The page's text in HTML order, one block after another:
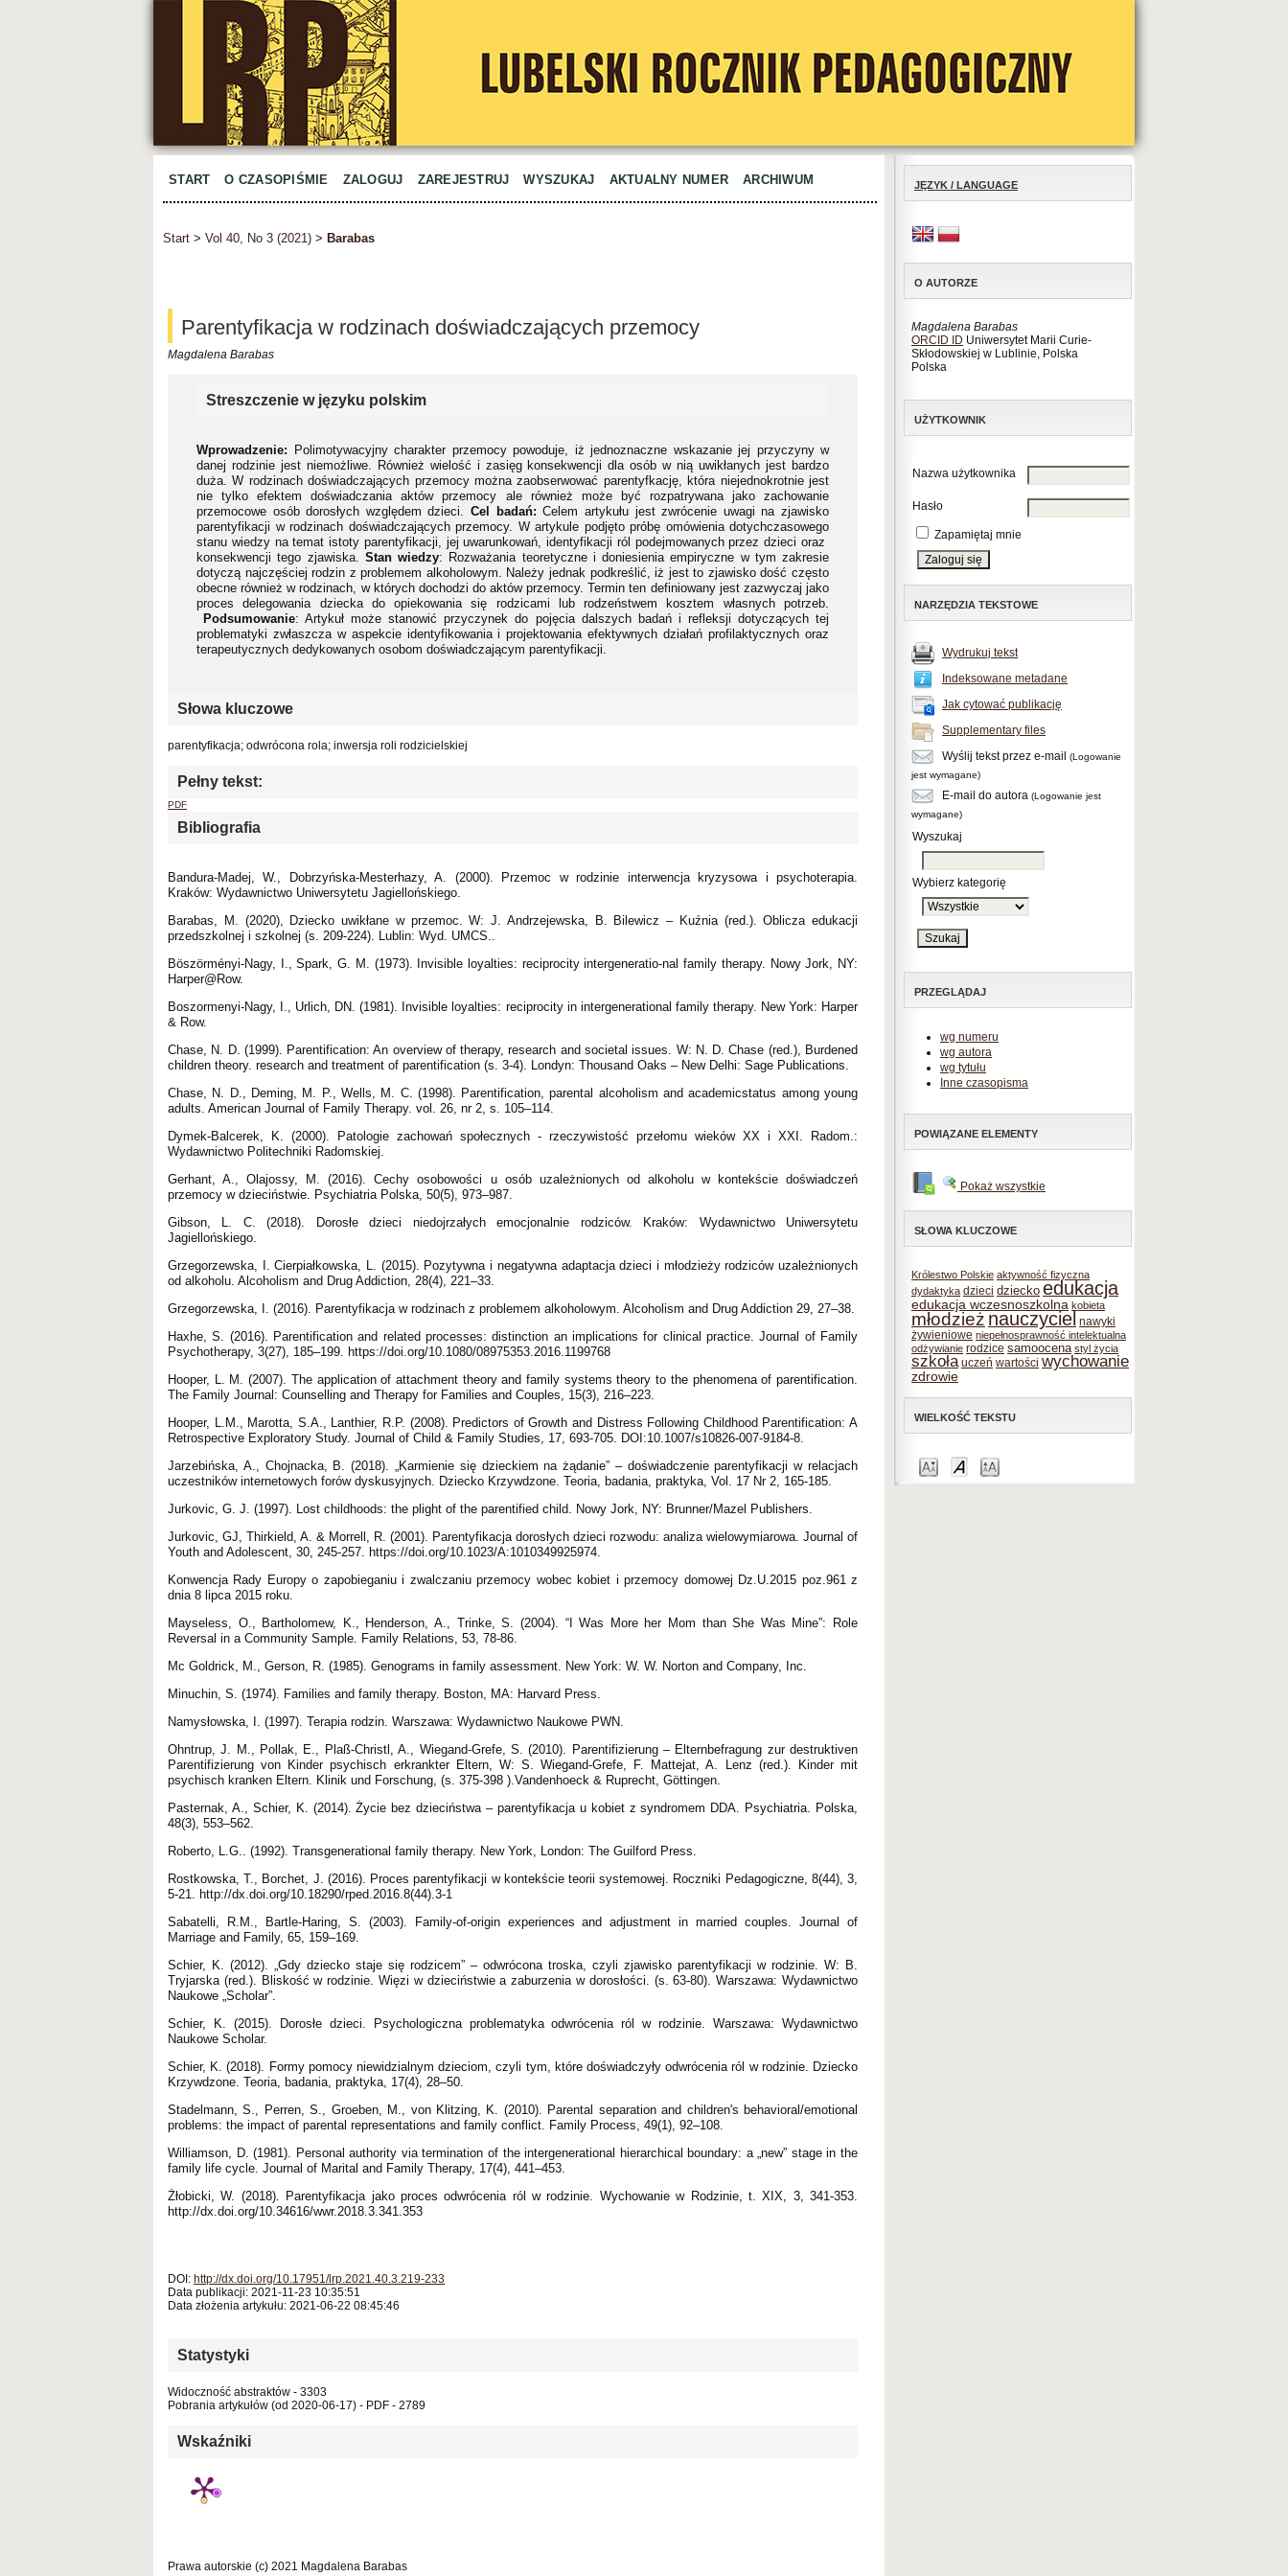
JĘZYK / LANGUAGE
O AUTORZE
Magdalena Barabas
ORCID ID Uniwersytet Marii Curie-
Skłodowskiej w Lublinie, Polska
Polska
UŻYTKOWNIK
Nazwa użytkownika
Hasło
Zapamiętaj mnie
NARZĘDZIA TEKSTOWE
Wydrukuj tekst
Indeksowane metadane
Jak cytować publikację
Supplementary files
Wyślij tekst przez e-mail
(Logowanie
jest wymagane)
E-mail do autora (Logowanie jest
wymagane)
Wyszukaj
Wybierz kategorię
PRZEGLĄDAJ
wg numeru
wg autora
wg tytułu
Inne czasopisma
POWIĄZANE ELEMENTY
Pokaż wszystkie
SŁOWA KLUCZOWE
Królestwo Polskie aktywność fizyczna
dydaktyka dzieci dziecko edukacja
edukacja wczesnoszkolna kobieta
młodzież nauczyciel nawyki
żywieniowe niepełnosprawność intelektualna
odżywianie rodzice samoocena styl życia
szkoła uczeń wartości wychowanie
zdrowie
WIELKOŚĆ TEKSTU
START O CZASOPIŚMIE ZALOGUJ ZAREJESTRUJ WYSZUKAJ AKTUALNY NUMER ARCHIWUM
Start > Vol 40, No 3 (2021) > Barabas
Parentyfikacja w rodzinach doświadczających przemocy
Magdalena Barabas
Streszczenie w języku polskim
Wprowadzenie:
Polimotywacyjny charakter przemocy powoduje, iż jednoznaczne wskazanie jej przyczyny w
danej rodzinie jest niemożliwe. Również wielość i zasięg konsekwencji dla osób w nią uwikłanych jest bardzo
duża. W rodzinach doświadczających przemocy można zaobserwować parentyfkację, która niejednokrotnie jest
nie tylko efektem doświadczania aktów przemocy ale również może być rozpatrywana jako zachowanie
przemocowe osób dorosłych względem dzieci.Cel badań:Celem artykułu jest zwrócenie uwagi na zjawisko
parentyfikacji w rodzinach doświadczających przemocy. W artykule podjęto próbę omówienia dotychczasowego
stanu wiedzy na temat istoty parentyfikacji, jej uwarunkowań, identyfikacji ról podejmowanych przez dzieci oraz
konsekwencji tego zjawiska. Stan wiedzy: Rozważania teoretyczne i doniesienia empiryczne w tym zakresie
dotyczą najczęściej rodzin z problemem alkoholowym. Należy jednak podkreślić, iż jest to zjawisko dość często
obecne również w rodzinach, w których dochodzi do aktów przemocy. Termin ten definiowany jest zazwyczaj jako
proces delegowania dziecka do opiekowania się rodzicami lub rodzeństwem kosztem własnych potrzeb.
Podsumowanie: Artykuł może stanowić przyczynek do pojęcia dalszych badań i refleksji dotyczących tej
problematyki zwłaszcza w aspekcie identyfikowania i projektowania efektywnych działań profilaktycznych oraz
terapeutycznych dedykowanych osobom doświadczającym parentyfikacji.
Słowa kluczowe
parentyfikacja; odwrócona rola; inwersja roli rodzicielskiej
Pełny tekst:
PDF
Bibliografia
Bandura-Madej, W., Dobrzyńska-Mesterhazy, A. (2000). Przemoc w rodzinie interwencja kryzysowa i psychoterapia.
Kraków: Wydawnictwo Uniwersytetu Jagiellońskiego.
Barabas, M. (2020), Dziecko uwikłane w przemoc. W: J. Andrzejewska, B. Bilewicz – Kuźnia (red.). Oblicza edukacji
przedszkolnej i szkolnej (s. 209-224). Lublin: Wyd. UMCS..
Böszörményi-Nagy, I., Spark, G. M. (1973). Invisible loyalties: reciprocity intergeneratio-nal family therapy. Nowy Jork, NY:
Harper@Row.
Boszormenyi-Nagy, I., Urlich, DN. (1981). Invisible loyalties: reciprocity in intergenerational family therapy. New York: Harper
& Row.
Chase, N. D. (1999). Parentification: An overview of therapy, research and societal issues. W: N. D. Chase (red.), Burdened
children theory. research and treatment of parentification (s. 3-4). Londyn: Thousand Oaks – New Delhi: Sage Publications.
Chase, N. D., Deming, M. P., Wells, M. C. (1998). Parentification, parental alcoholism and academicstatus among young
adults. American Journal of Family Therapy. vol. 26, nr 2, s. 105–114.
Dymek-Balcerek, K. (2000). Patologie zachowań społecznych - rzeczywistość przełomu wieków XX i XXI. Radom.:
Wydawnictwo Politechniki Radomskiej.
Gerhant, A., Olajossy, M. (2016). Cechy osobowości u osób uzależnionych od alkoholu w kontekście doświadczeń
przemocy w dzieciństwie. Psychiatria Polska, 50(5), 973–987.
Gibson, L. C. (2018). Dorosłe dzieci niedojrzałych emocjonalnie rodziców. Kraków: Wydawnictwo Uniwersytetu
Jagiellońskiego.
Grzegorzewska, I. Cierpiałkowska, L. (2015). Pozytywna i negatywna adaptacja dzieci i młodzieży rodziców uzależnionych
od alkoholu. Alcoholism and Drug Addiction, 28(4), 221–33.
Grzegorzewska, I. (2016). Parentyfikacja w rodzinach z problemem alkoholowym. Alcoholism and Drug Addiction 29, 27–38.
Haxhe, S. (2016). Parentification and related processes: distinction an implications for clinical practice. Journal of Family
Psychotherapy, 3(27), 185–199. https://doi.org/10.1080/08975353.2016.1199768
Hooper, L. M. (2007). The application of attachment theory and family systems theory to the phenomena of parentification.
The Family Journal: Counselling and Therapy for Families and Couples, 15(3), 216–223.
Hooper, L.M., Marotta, S.A., Lanthier, R.P. (2008). Predictors of Growth and Distress Following Childhood Parentification: A
Retrospective Exploratory Study. Journal of Child & Family Studies, 17, 693-705. DOI:10.1007/s10826-007-9184-8.
Jarzebińska, A., Chojnacka, B. (2018). „Karmienie się dzieckiem na żądanie” – doświadczenie parentyfikacji w relacjach
uczestników internetowych forów dyskusyjnych. Dziecko Krzywdzone. Teoria, badania, praktyka, Vol. 17 Nr 2, 165-185.
Jurkovic, G. J. (1997). Lost childhoods: the plight of the parentified child. Nowy Jork, NY: Brunner/Mazel Publishers.
Jurkovic, GJ, Thirkield, A. & Morrell, R. (2001). Parentyfikacja dorosłych dzieci rozwodu: analiza wielowymiarowa. Journal of
Youth and Adolescent, 30, 245-257. https://doi.org/10.1023/A:1010349925974.
Konwencja Rady Europy o zapobieganiu i zwalczaniu przemocy wobec kobiet i przemocy domowej Dz.U.2015 poz.961 z
dnia 8 lipca 2015 roku.
Mayseless, O., Bartholomew, K., Henderson, A., Trinke, S. (2004). “I Was More her Mom than She Was Mine”: Role
Reversal in a Community Sample. Family Relations, 53, 78-86.
Mc Goldrick, M., Gerson, R. (1985). Genograms in family assessment. New York: W. W. Norton and Company, Inc.
Minuchin, S. (1974). Families and family therapy. Boston, MA: Harvard Press.
Namysłowska, I. (1997). Terapia rodzin. Warszawa: Wydawnictwo Naukowe PWN.
Ohntrup, J. M., Pollak, E., Plaß-Christl, A., Wiegand-Grefe, S. (2010). Parentifizierung – Elternbefragung zur destruktiven
Parentifizierung von Kinder psychisch erkrankter Eltern, W: S. Wiegand-Grefe, F. Mattejat, A. Lenz (red.). Kinder mit
psychisch kranken Eltern. Klinik und Forschung, (s. 375-398 ).Vandenhoeck & Ruprecht, Göttingen.
Pasternak, A., Schier, K. (2014). Życie bez dzieciństwa – parentyfikacja u kobiet z syndromem DDA. Psychiatria. Polska,
48(3), 553–562.
Roberto, L.G.. (1992). Transgenerational family therapy. New York, London: The Guilford Press.
Rostkowska, T., Borchet, J. (2016). Proces parentyfikacji w kontekście teorii systemowej. Roczniki Pedagogiczne, 8(44), 3,
5-21. http://dx.doi.org/10.18290/rped.2016.8(44).3-1
Sabatelli, R.M., Bartle-Haring, S. (2003). Family-of-origin experiences and adjustment in married couples. Journal of
Marriage and Family, 65, 159–169.
Schier, K. (2012). „Gdy dziecko staje się rodzicem” – odwrócona troska, czyli zjawisko parentyfikacji w rodzinie. W: B.
Tryjarska (red.). Bliskość w rodzinie. Więzi w dzieciństwie a zaburzenia w dorosłości. (s. 63-80). Warszawa: Wydawnictwo
Naukowe „Scholar”.
Schier, K. (2015). Dorosłe dzieci. Psychologiczna problematyka odwrócenia ról w rodzinie. Warszawa: Wydawnictwo
Naukowe Scholar.
Schier, K. (2018). Formy pomocy niewidzialnym dzieciom, czyli tym, które doświadczyły odwrócenia ról w rodzinie. Dziecko
Krzywdzone. Teoria, badania, praktyka, 17(4), 28–50.
Stadelmann, S., Perren, S., Groeben, M., von Klitzing, K. (2010). Parental separation and children's behavioral/emotional
problems: the impact of parental representations and family conflict. Family Process, 49(1), 92–108.
Williamson, D. (1981). Personal authority via termination of the intergenerational hierarchical boundary: a „new” stage in the
family life cycle. Journal of Marital and Family Therapy, 17(4), 441–453.
Żłobicki, W. (2018). Parentyfikacja jako proces odwrócenia ról w rodzinie. Wychowanie w Rodzinie, t. XIX, 3, 341-353.
http://dx.doi.org/10.34616/wwr.2018.3.341.353
DOI: http://dx.doi.org/10.17951/lrp.2021.40.3.219-233
Data publikacji: 2021-11-23 10:35:51
Data złożenia artykułu: 2021-06-22 08:45:46
Statystyki
Widoczność abstraktów - 3303
Pobrania artykułów (od 2020-06-17) - PDF - 2789
Wskaźniki
Prawa autorskie (c) 2021 Magdalena Barabas